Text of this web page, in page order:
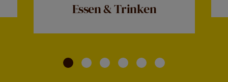
Essen & Trinken